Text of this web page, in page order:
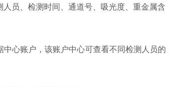
员、检测时间、通道号、吸光度、重金属含
心账户，该账户中心可查看不同检测人员的